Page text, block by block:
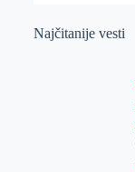
Najčitanije vesti